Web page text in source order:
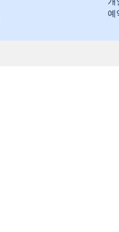
예